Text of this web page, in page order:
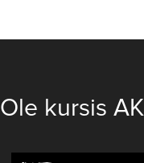
Ole kursis